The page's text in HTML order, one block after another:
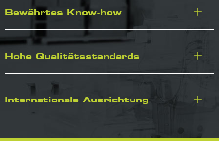
Bewährtes Know-how
Hohe Qualitätsstandards
Internationale Ausrichtung